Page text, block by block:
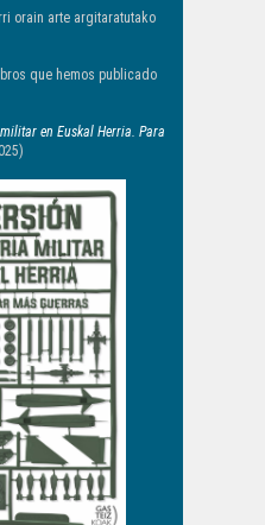
orain arte argitaratutako
que hemos publicado
en Euskal Herria. Para